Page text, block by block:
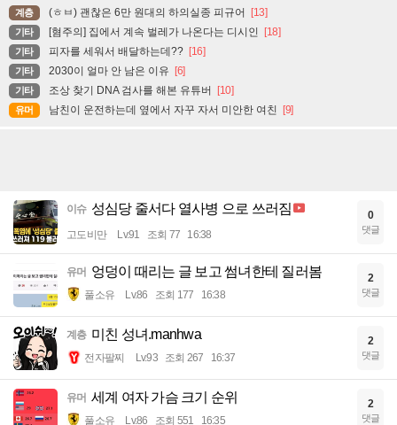
계층 (ㅎㅂ) 괜찮은 6만 원대의 하의실종 피규어 [13]
기타 [혐주의] 집에서 계속 벌레가 나온다는 디시인 [18]
기타 피자를 세워서 배달하는데?? [16]
기타 2030이 얼마 안 남은 이유 [6]
기타 조상 찾기 DNA 검사를 해본 유튜버 [10]
유머 남친이 운전하는데 옆에서 자꾸 자서 미안한 여친 [9]
이슈 성심당 줄서다 열사병 으로 쓰러짐
고도비만 Lv.91 조회 77 16:38
0
댓글
유머 엉덩이 때리는 글 보고 썸녀한테 질러봄
풀소유 Lv.86 조회 177 16:38
2
댓글
계층 미친 성녀.manhwa
전자팔찌 Lv.93 조회 267 16:37
2
댓글
유머 세계 여자 가슴 크기 순위
풀소유 Lv.86 조회 551 16:35
2
댓글